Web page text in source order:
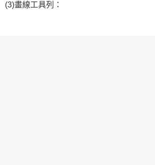
(3)畫線工具列：